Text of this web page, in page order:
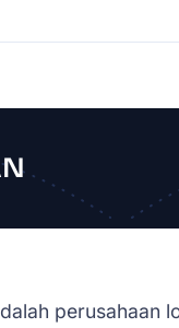
perusahaan